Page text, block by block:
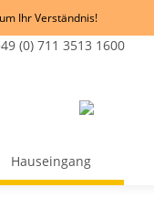
Ihr Verständnis!
(0) 711 3513 1600
Hauseingang